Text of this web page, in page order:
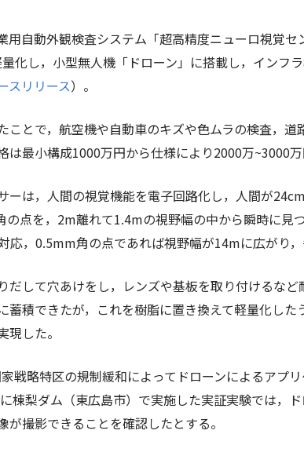
用自動外観検査システム「超高精度ニューロ視覚
化し，小型無人機「ドローン」に搭載し，インフ
スリリース）。
ことで，航空機や自動車のキズや色ムラの検査，
は最小構成1000万円から仕様により2000万~3000
ーは，人間の視覚機能を電子回路化し，人間が
の点を，2m離れて1.4mの視野幅の中から瞬時に見
応，0.5mm角の点であれば視野幅が14mに広がり
だして穴あけをし，レンズや基板を取り付けるな
蓄積できたが，これを樹脂に置き換えて軽量化し
した。
戦略特区の規制緩和によってドローンによるアプ
棟梨ダム（東広島市）で実施した実証実験では，
が撮影できることを確認したとする。